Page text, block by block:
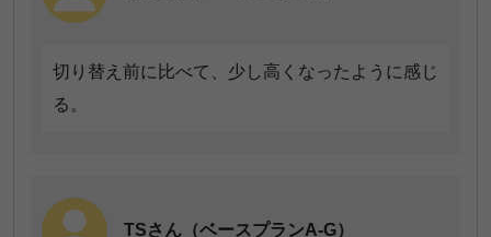
切り替え前に比べて、少し高くなったように感じ
る。
TSさん（ベースプランA-G）